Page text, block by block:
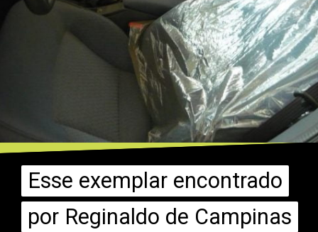
Esse exemplar encontrado
por Reginaldo de Campinas
Esse exemplar encontrado
por Reginaldo de Campinas